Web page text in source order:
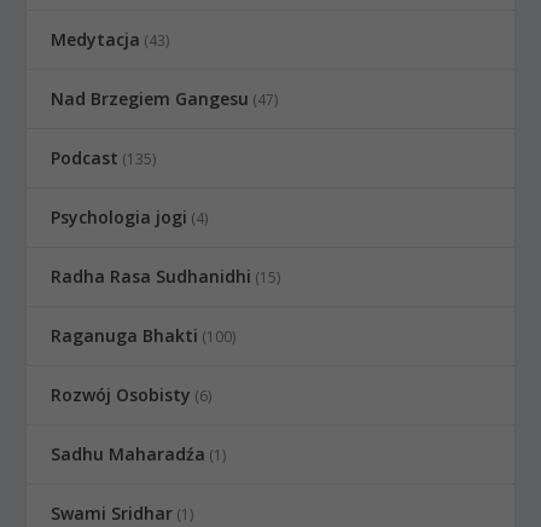
Medytacja (43)
Nad Brzegiem Gangesu (47)
Podcast (135)
Psychologia jogi (4)
Radha Rasa Sudhanidhi (15)
Raganuga Bhakti (100)
Rozwój Osobisty (6)
Sadhu Maharadźa (1)
Swami Sridhar (1)